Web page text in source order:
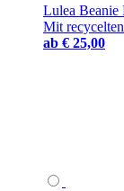
Lulea Beanie
Mit
ab € 25,00